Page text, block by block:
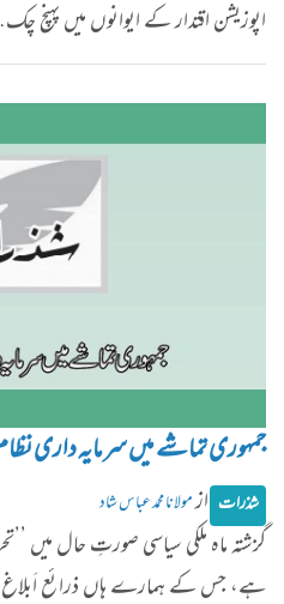
اپوزیشن اقتدار کے ایوانوں میں پہنچ
جمہوری تماشے میں سرمایہ داری
شذرات ازمولانا محمد عباس شاد
گزشتہ ماہ ملکی سیاسی صورتِ حال میں
ہے، جس کے ہمارے ہاں ذرائع